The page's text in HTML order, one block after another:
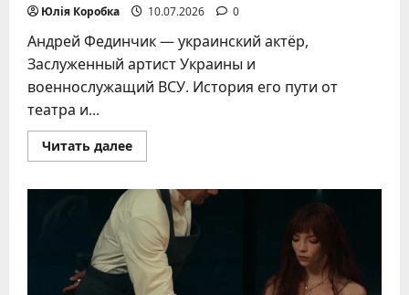
Юлія Коробка 10.07.2026 0
Андрей Фединчик — украинский актёр,
Заслуженный артист Украины и
военнослужащий ВСУ. История его пути от
театра и...
Читать далееПрочитать
больше
Фединчик:
актёр,
защитник
Украины
и
голос,
вдохновляющий
поколения